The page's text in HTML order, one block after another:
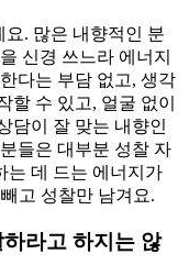
. 많은 내향적인 분
신경 쓰느라 에너지
다는 부담 없고, 생각
할 수 있고, 얼굴 없이
담이 잘 맞는 내향인
들은 대부분 성찰 자
는 데 드는 에너지가
고 성찰만 남겨요.
라고 하지는 않